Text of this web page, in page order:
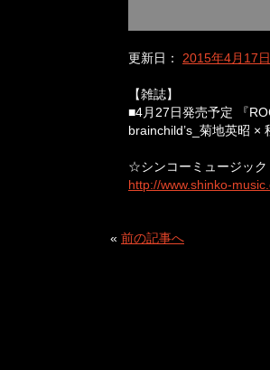
更新日： 2015年4月17日
【雑誌】
■4月27日発売予定 『
brainchild’s_菊地英昭 ×
☆シンコーミュージック
http://www.shinko-
« 前の記事へ